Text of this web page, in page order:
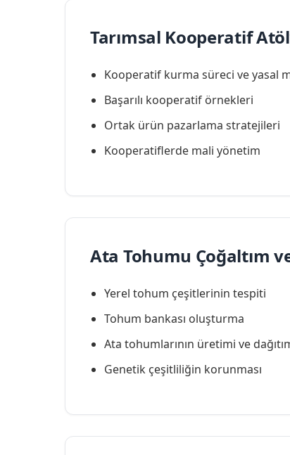
Tarımsal Kooperatif
Kooperatif kurma süreci ve yasal
Başarılı kooperatif örnekleri
Ortak ürün pazarlama stratejileri
Kooperatiflerde mali yönetim
Ata Tohumu Çoğaltım
Yerel tohum çeşitlerinin tespiti
Tohum bankası oluşturma
Ata tohumlarının üretimi ve
Genetik çeşitliliğin korunması